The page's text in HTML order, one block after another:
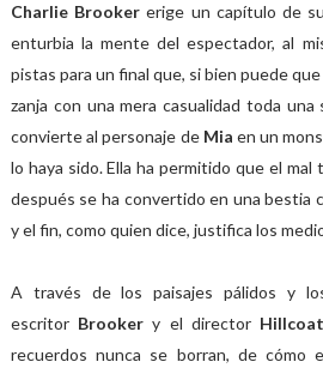
Charlie Brooker erige un capítulo de
enturbia la mente del espectador, al
pistas para un final que, si bien puede
zanja con una mera casualidad toda
convierte al personaje de Mia en un
lo haya sido. Ella ha permitido que el
después se ha convertido en una bestia
y el fin, como quien dice, justifica los
A través de los paisajes pálidos y
escritor Brookery el director
recuerdos nunca se borran, de cómo